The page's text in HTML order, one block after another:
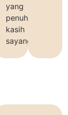
yang
penuh
kasih
sayang.